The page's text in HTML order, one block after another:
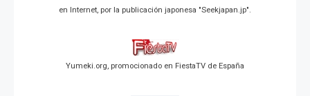
en Internet, por la publicación japonesa "Seekjapan.jp".
Yumeki.org, promocionado en FiestaTV de España